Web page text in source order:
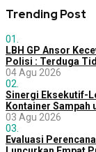
Trending Post
01.
LBH GP Ansor
Polisi : Terduga
04 Agu 2026
02.
Sinergi Eksekutif-
Kontainer Sampah
03 Agu 2026
03.
Evaluasi